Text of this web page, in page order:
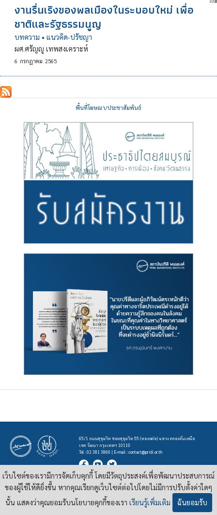
งานรื่นเริงของพลเมืองในระบอบใหม่ เพื่อ
ชาติและรัฐธรรมนูญ
บทความ • แนวคิด-ปรัชญา
ผศ.ศรัญญู เทพสงเคราะห์
6 กรกฎาคม 2565
พื้นที่โฆษณา/ประชาสัมพันธ์
65/1 ถนนสุขุมวิท ซอยสุขุมวิท 55 (ทองหล่อ) แขวง คลองตันเหนือ
เขต วัฒนา กรุงเทพฯ 10110
Tel : 02 381 3860 | E-mail :contact@pridi.or.th
บทความ รูปภาพ และสื่ออื่นๆ ที่มีสัญลักษณ์ของสถาบันปรีดี พนมยงค์ ในเว็บไซต์https://pridi.or.th
เผยแพร่ภายใต้สัญญาอนุญาตครีเอทีฟคอมมอนส์แบบแสดงที่มา-ไม่ใช่เชิงพาณิชย์ 4.0 สากล
เว็บไซต์ของเรามีการจัดเก็บคุกกี้ โดยมีวัตถุประสงค์เพื่อพัฒนาประสบการณ์
ของผู้ใช้ให้ดียิ่งขึ้น หากคุณเรียกดูเว็บไซต์ต่อไปโดยไม่มีการปรับตั้งค่าใดๆ
นั้น แสดงว่าคุณยอมรับนโยบายคุกกี้ของเรา เรียนรู้เพิ่มเติม ฉันยอมรับ